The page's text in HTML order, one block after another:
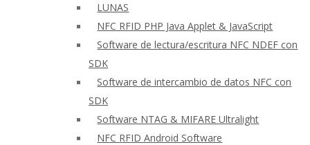
LUNAS
NFC RFID PHP Java Applet & JavaScript
Software de lectura/escritura NFC NDEF con
SDK
Software de intercambio de datos NFC con
SDK
Software NTAG & MIFARE Ultralight
NFC RFID Android Software